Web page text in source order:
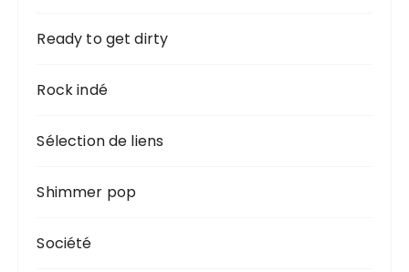
Ready to get dirty
Rock indé
Sélection de liens
Shimmer pop
Société